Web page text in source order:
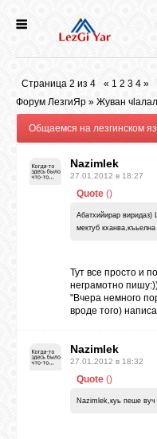
ИСТОРИЯ
БИБЛИОТЕКА
Страница 2 из 4 « 1 2 3 4 »
Форум ЛезгиЯр » Жуван чlалал
Общаемся на лезгинском
Nazimlek
27.01.2012 в 18:27
Quote ()
Абатхийирар виридаз)
мектуб
Тут все просто и
неграмотно
"Вчера немного
вроде того)
Nazimlek
27.01.2012 в 18:32
Quote ()
Nazimlek,куь пеше вуч